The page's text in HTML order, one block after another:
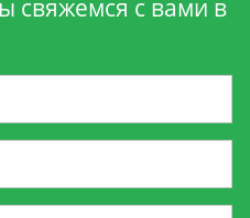
свяжемся с вами в